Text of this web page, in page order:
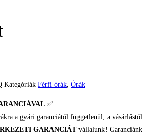
Kategóriák Férfi órák, Órák
✅
a gyári garanciától függetlenül, a vásárlástól
GARANCIÁTvállalunk! Garanciánk